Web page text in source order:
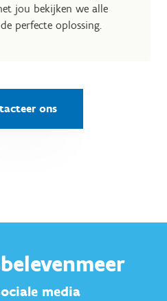
jou bekijken we alle
perfecte oplossing.
ons
media